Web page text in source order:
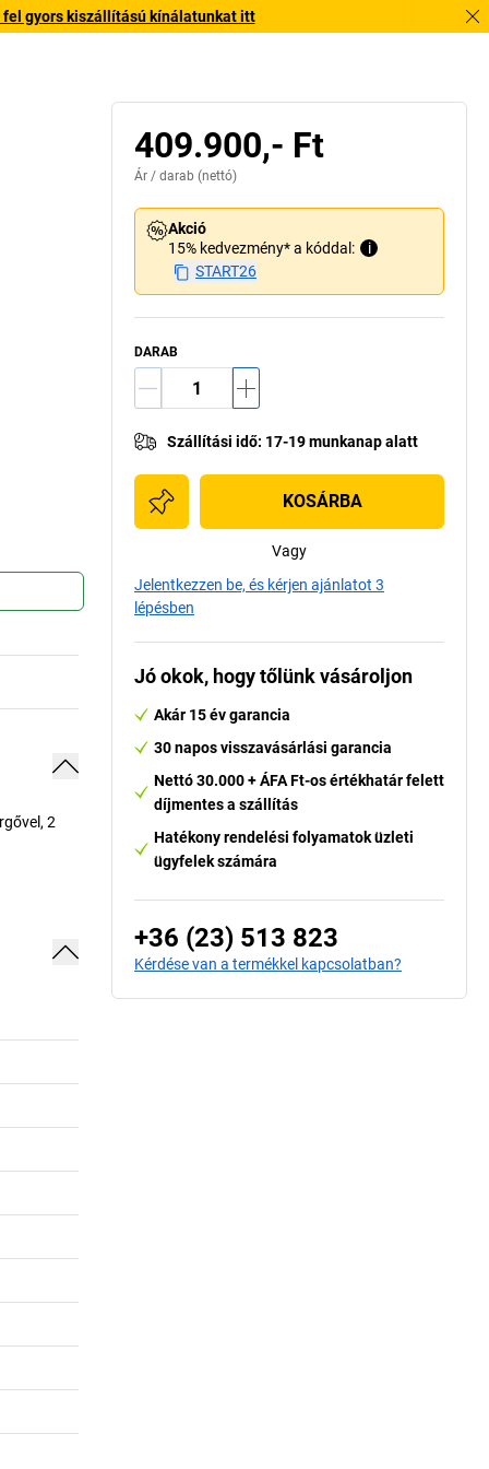
fel gyors kiszállítású kínálatunkat itt
2
409.900,- Ft
Ár / darab (nettó)
Akció
15% kedvezmény* a kóddal:
i
START26
DARAB
Szállítási idő: 17-19 munkanap alatt
KOSÁRBA
Vagy
Jelentkezzen be, és kérjen ajánlatot 3
lépésben
Jó okok, hogy tőlünk vásároljon
Akár 15 év garancia
30 napos visszavásárlási garancia
Nettó 30.000 + ÁFA Ft-os értékhatár felett
díjmentes a szállítás
Hatékony rendelési folyamatok üzleti
ügyfelek számára
+36 (23) 513 823
Kérdése van a termékkel kapcsolatban?